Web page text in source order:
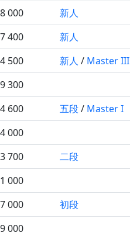
000 新人
400 新人
500 新人 / Master III
300
600 五段/ Master I
000
700 二段
000
000 初段
000